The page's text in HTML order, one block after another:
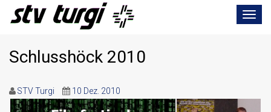
Toggle
Schlusshöck 2010
STV Turgi 10 Dez. 2010